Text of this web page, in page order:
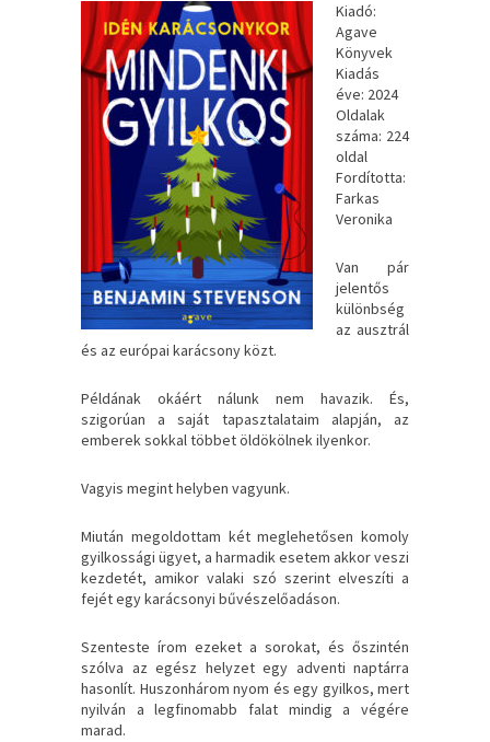
Kiadó:
Agave
Könyvek
Kiadás
éve: 2024
Oldalak
száma: 224
oldal
Fordította:
Farkas
Veronika
Van pár
jelentős
különbség
az ausztrál
és az európai karácsony közt.
Példának okáért nálunk nem havazik. És,
szigorúan a saját tapasztalataim alapján, az
emberek sokkal többet öldökölnek ilyenkor.
Vagyis megint helyben vagyunk.
Miután megoldottam két meglehetősen komoly
gyilkossági ügyet, a harmadik esetem akkor veszi
kezdetét, amikor valaki szó szerint elveszíti a
fejét egy karácsonyi bűvészelőadáson.
Szenteste írom ezeket a sorokat, és őszintén
szólva az egész helyzet egy adventi naptárra
hasonlít. Huszonhárom nyom és egy gyilkos, mert
nyilván a legfinomabb falat mindig a végére
marad.